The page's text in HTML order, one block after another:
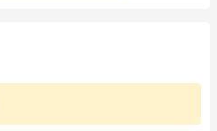
dần dưới chân làm cho ly nhẹ
ly rất thuận tiện và tạo thẩm